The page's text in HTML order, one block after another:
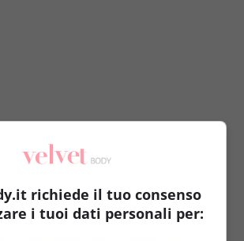
non è certo all’avanguardia
richiede il tuo consenso
i tuoi dati personali per: